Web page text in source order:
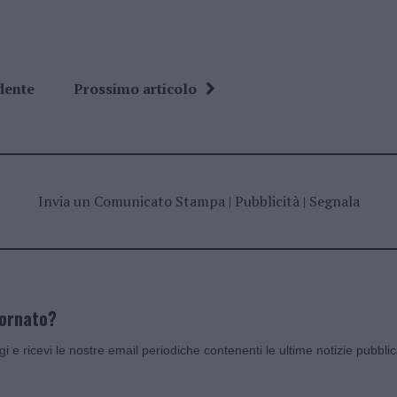
Prossimo articolo
Invia un Comunicato Stampa| Pubblicità| Segnala
e ricevi le nostre email periodiche contenenti le ultime notizie